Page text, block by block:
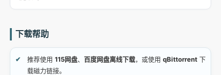
下载帮助
推荐使用 115网盘、 百度网盘离线下载，或使用 qBittorrent 下
载磁力链接。